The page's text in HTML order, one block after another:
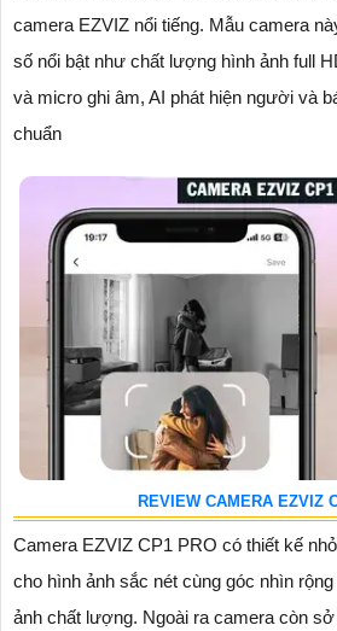
camera EZVIZ nổi tiếng. Mẫu camera
số nổi bật như chất lượng hình ảnh full
và micro ghi âm, AI phát hiện người và
chuẩn
REVIEW CAMERA EZVIZ
Camera EZVIZ CP1 PRO có thiết kế
cho hình ảnh sắc nét cùng góc nhìn
ảnh chất lượng. Ngoài ra camera còn